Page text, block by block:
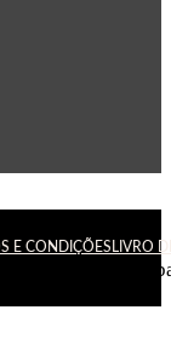
E CONDIÇÕES LIVRO